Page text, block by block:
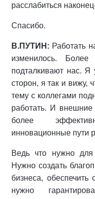
расслабиться
Спасибо.
В.ПУТИН: Работать
изменилось. Более
подталкивают нас. Я
сторон, я так и вижу,
тему с коллегами
работать. И внешние
более
инновационные пути
Ведь что нужно
Нужно создать
бизнеса, обеспечить
нужно